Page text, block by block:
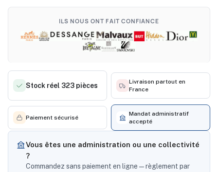
ILS NOUS ONT FAIT CONFIANCE
Stock réel 323 pièces
Livraison partout en
France
Paiement sécurisé
Mandat administratif
accepté
Vous êtes une administration ou une collectivité
?
Commandez sans paiement en ligne — règlement par